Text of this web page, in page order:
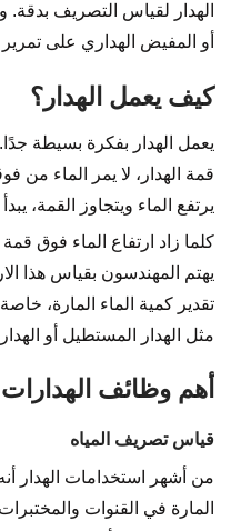
الهدار لقياس التصريف
أو المفيض الهداري على تمرير
كيف يعمل الهدار؟
يعمل الهدار بفكرة بسيطة
قمة الهدار، لا يمر الماء من
يرتفع الماء ويتجاوز القمة،
كلما زاد ارتفاع الماء فوق
يهتم المهندسون بقياس هذا
تقدير كمية الماء المارة،
مثل الهدار المستطيل أو
أهم وظائف الهدارات
قياس تصريف المياه
من أشهر استخدامات الهدار
المارة في القنوات